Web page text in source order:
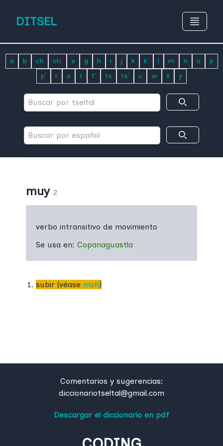
DITSEL
a b ch ch' e g h i j k k' l m n o
p
p'
r s t t' ts ts' u w x y
muy 2
verbo intransitivo de movimiento
Se usa en: Copanaguastla
subir (véase moh)
Comentarios y sugerencias:
diccionariotseltal@gmail.com
Descargar el diccionario en pdf